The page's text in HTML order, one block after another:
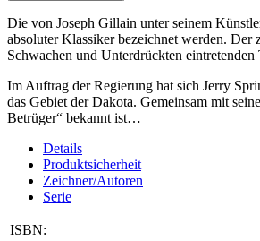
Die von Joseph Gillain unter seinem
absoluter Klassiker bezeichnet werden. Der
Schwachen und Unterdrückten
Im Auftrag der Regierung hat sich Jerry
das Gebiet der Dakota. Gemeinsam mit
Betrüger“ bekannt ist…
Details
Produktsicherheit
Zeichner/Autoren
Serie
ISBN: